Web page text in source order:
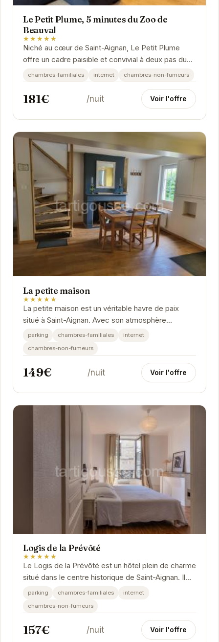
Le Petit Plume, 5 minutes du Zoo de
Beauval
★★★★★
Niché au cœur de Saint-Aignan, Le Petit Plume
offre un cadre paisible et convivial à deux pas du
Zoo de Beauval. Ses chambres confortables et
son...
chambres-familiales internet chambres-non-fumeurs
181€ /nuit Voir l'offre
La petite maison
★★★★★
La petite maison est un véritable havre de paix
situé à Saint-Aignan. Avec son atmosphère
chaleureuse et ses équipements modernes, elle
parking chambres-familiales
internet
chambres-non-fumeurs
149€ /nuit Voir l'offre
Logis de la Prévôté
★★★★★
Le Logis de la Prévôté est un hôtel plein de charme
situé dans le centre historique de Saint-Aignan. Il
propose des chambres confortables et...
parking chambres-familiales
internet
chambres-non-fumeurs
157€ /nuit Voir l'offre